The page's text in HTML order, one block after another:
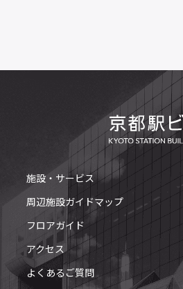
施設・サービス
周辺施設ガイドマップ
フロアガイド
アクセス
よくあるご質問